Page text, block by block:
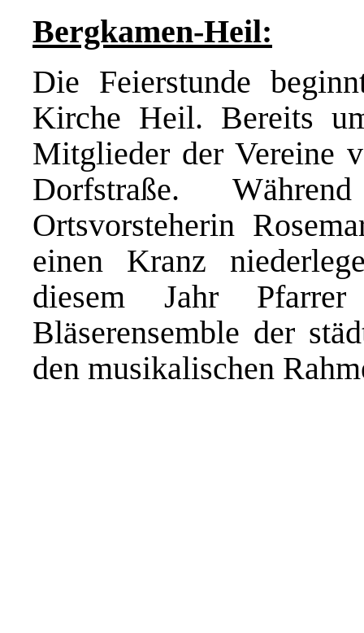
Bergkamen-Heil:
Die Feierstunde
Kirche Heil. Bereits
Mitglieder der Vereine
Dorfstraße.
Ortsvorsteherin
einen Kranz
diesem Jahr
Bläserensemble der
den musikalischen